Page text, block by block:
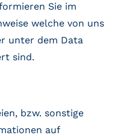
Sie im
welche von uns
unter dem Data
sind.
bzw. sonstige
auf